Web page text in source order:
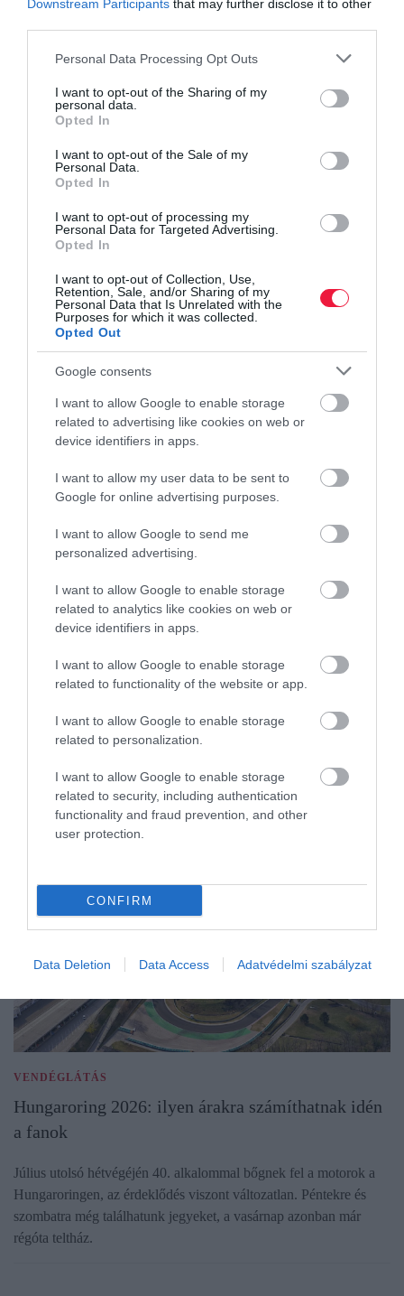
Downstream Participants that may further disclose it to other
Please note that this website/app uses one or more Google
not limited to your visit or usage behaviour. You may click to
grant or deny consent to Google and its third-party tags to
use your data for below specified purposes in below Google
consent section.
Personal Data Processing Opt Outs
I want to opt-out of the Sharing of my
personal data.
Opted In
I want to opt-out of the Sale of my
Personal Data.
Opted In
I want to opt-out of processing my
Personal Data for Targeted Advertising.
Opted In
I want to opt-out of Collection, Use,
Retention, Sale, and/or Sharing of my
Personal Data that Is Unrelated with the
Purposes for which it was collected.
Opted Out
Google consents
I want to allow Google to enable storage
related to advertising like cookies on web or
device identifiers in apps.
I want to allow my user data to be sent to
Google for online advertising purposes.
I want to allow Google to send me
personalized advertising.
I want to allow Google to enable storage
related to analytics like cookies on web or
device identifiers in apps.
I want to allow Google to enable storage
related to functionality of the website or app.
I want to allow Google to enable storage
related to personalization.
I want to allow Google to enable storage
related to security, including authentication
functionality and fraud prevention, and other
user protection.
CONFIRM
Data Deletion Data Access Adatvédelmi szabályzat
EU mezőnyéből. Az utolsó, 2021. II. negyedévi adatok szerint
jövedelmezősége volt – immár nem először – a legmagasabb
Európában.
A hazai pénzügyi rendszer valamennyi tagja biztonságosan,
folyamatosan szolgálja ki ügyfeleit. Abban a megszokott rendben,
orosz–ukrán háború idején is. Az MNB pedig – törvényi
kötelezettségének eleget téve – folyamatosan ellátja a hazai
pénzügyi rendszer üzleti megbízhatósági (prudenciális),
pénzforgalmi és fogyasztóvédelmi felügyeletét is – szögezte le a
jegybank. (Forrás: avg.hu összeállítása)
orosz-ukrán háború
szankciók stabilitás ügyfél otp bank
raiffeisen bank erste bank
magyar bankholding zrt cib bank gránit bank
VENDÉGLÁTÁS
Hungaroring 2026: ilyen árakra számíthatnak idén
a fanok
Július utolsó hétvégéjén 40. alkalommal bőgnek fel a motorok a
Hungaroringen, az érdeklődés viszont változatlan. Péntekre és
szombatra még találhatunk jegyeket, a vasárnap azonban már
régóta teltház.